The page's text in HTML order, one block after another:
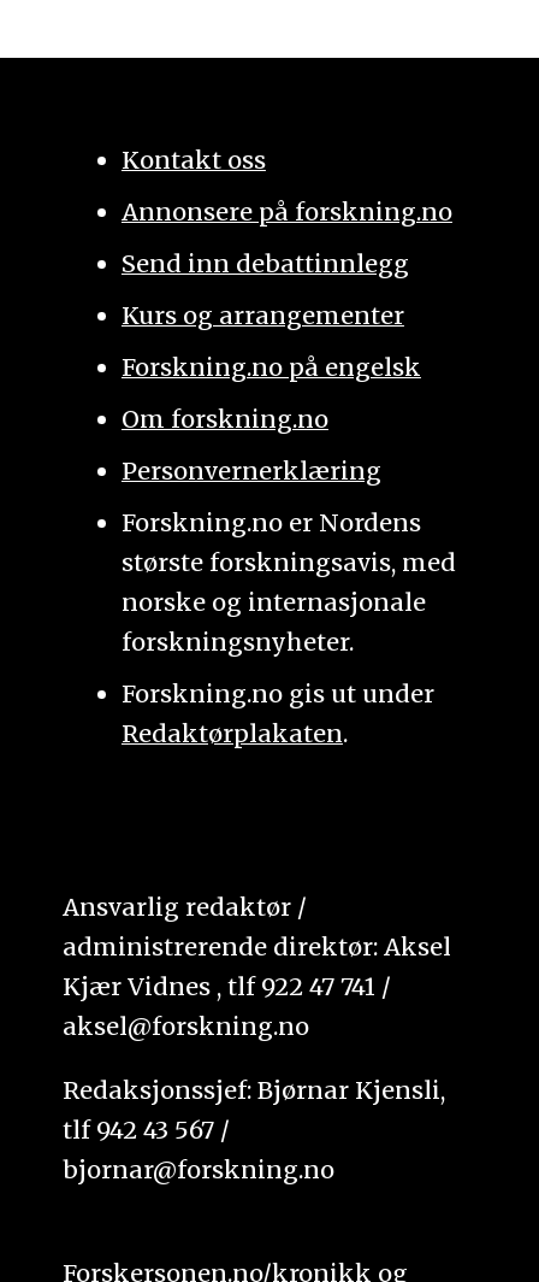
Kontakt oss
Annonsere på forskning.no
Send inn debattinnlegg
Kurs og arrangementer
Forskning.no på engelsk
Om forskning.no
Personvernerklæring
Forskning.no er Nordens
største forskningsavis, med
norske og internasjonale
forskningsnyheter.
Forskning.no gis ut under
Redaktørplakaten.
Ansvarlig redaktør /
administrerende direktør: Aksel
Kjær Vidnes , tlf 922 47 741 /
aksel@forskning.no
Redaksjonssjef: Bjørnar Kjensli,
tlf 942 43 567 /
bjornar@forskning.no
Forskersonen.no/kronikk og